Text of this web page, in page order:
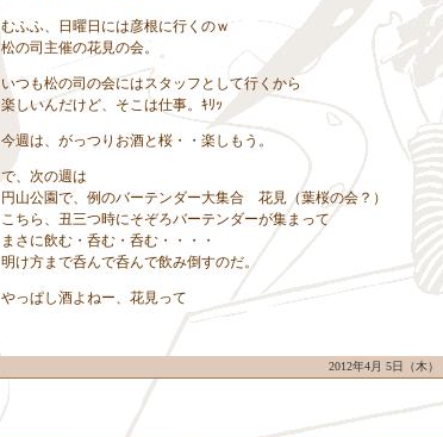
むふふ、日曜日には彦根に行くのｗ
松の司主催の花見の会。
いつも松の司の会にはスタッフとして行くから
楽しいんだけど、そこは仕事。ｷﾘｯ
今週は、がっつりお酒と桜・・楽しもう。
で、次の週は
円山公園で、例のバーテンダー大集合 花見（葉桜の会？）
こちら、丑三つ時にそぞろバーテンダーが集まって
まさに飲む・呑む・呑む・・・・
明け方まで呑んで呑んで飲み倒すのだ。
やっぱし酒よねー、花見って
2012年4月 5日（木）